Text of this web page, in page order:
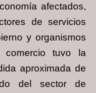
afectados,
de servicios
y organismos
comercio tuvo la
aproximada de
del sector de